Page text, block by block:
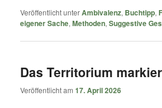
Veröffentlicht unterAmbivalenz, Buchtipp,
eigener Sache,Methoden,Suggestive
Das Territorium
Veröffentlicht am17. April 2026